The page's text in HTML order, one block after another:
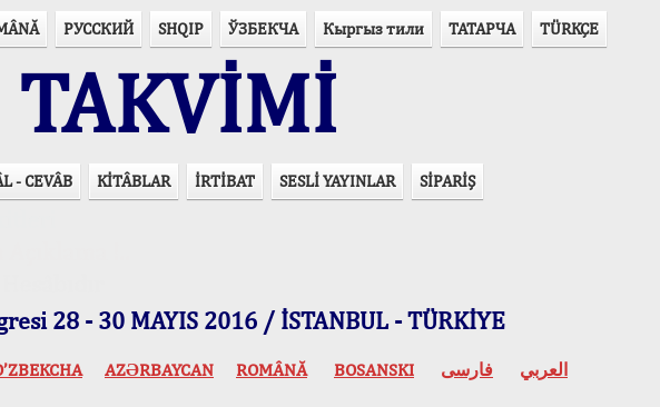
РУССКИЙ SHQIP ЎЗБЕКЧА Кыргыз тили ТАТАРЧА TÜRKÇE
- CEVÂB KİTÂBLAR İRTİBAT SESLİ YAYINLAR SİPARİŞ
28 - 30 MAYIS 2016 / İSTANBUL - TÜRKİYE
AZӘRBAYCAN ROMÂNĂ BOSANSKI العربي فارسی